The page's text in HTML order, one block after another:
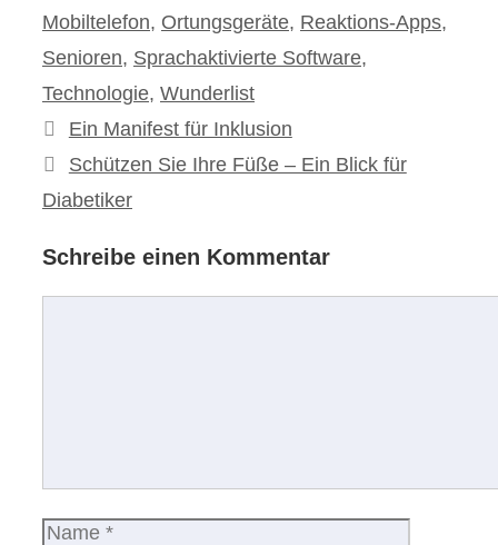
Mobiltelefon, Ortungsgeräte, Reaktions-Apps,
Senioren, Sprachaktivierte Software,
Technologie, Wunderlist
Beitrags-
Navigation
Ein Manifest für Inklusion
Schützen Sie Ihre Füße – Ein Blick für
Diabetiker
Schreibe einen Kommentar
Name